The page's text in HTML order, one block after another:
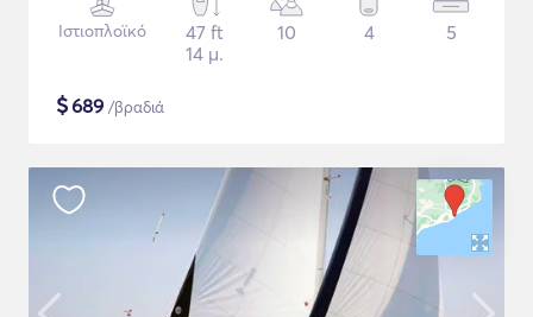
Ιστιοπλοϊκό
47 ft
14 μ.
10 4 5
$689 /βραδιά